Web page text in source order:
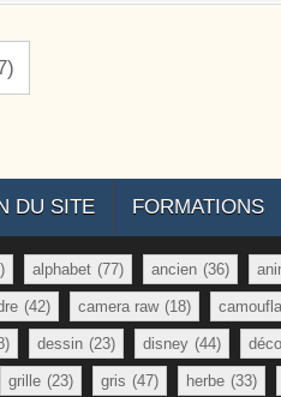
DU SITE FORMATIONS
alphabet (77) ancien (36)
(42) camera raw (18)
dessin (23) disney (44)
grille (23) gris (47) herbe (33)